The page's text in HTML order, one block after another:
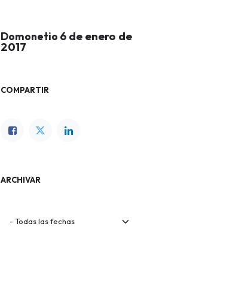
Domonetio 6 de enero de
2017
COMPARTIR
ARCHIVAR